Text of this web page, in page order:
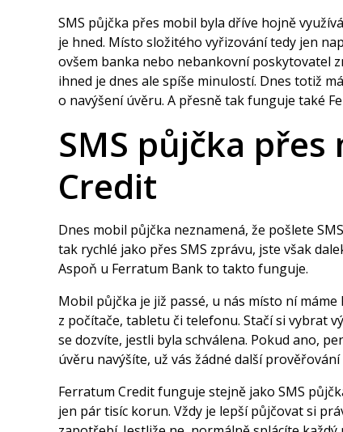
SMS půjčka přes mobil byla dříve hojně
je hned. Místo složitého vyřizování tedy jen
ovšem banka nebo nebankovní poskytovatel
ihned je dnes ale spíše minulostí. Dnes totiž
o navýšení úvěru. A přesně tak funguje také
SMS půjčka
Credit
Dnes mobil půjčka neznamená, že pošlete
tak rychlé jako přes SMS zprávu, jste však
Aspoň u Ferratum Bank to takto funguje.
Mobil půjčka je již passé, u nás místo ní
z počítače, tabletu či telefonu. Stačí si vybrat
se dozvíte, jestli byla schválena. Pokud ano,
úvěru navýšíte, už vás žádné další
Ferratum Credit funguje stejně jako SMS
jen pár tisíc korun. Vždy je lepší půjčovat si